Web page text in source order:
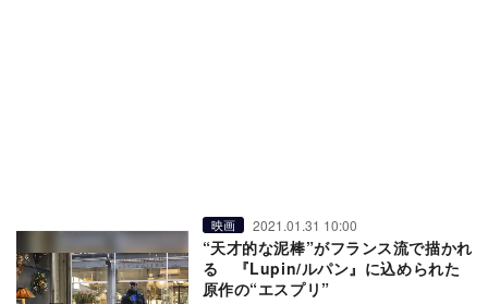
映画 2021.01.31 10:00
“天才的な泥棒”がフランス流で描かれ
る 『Lupin/ルパン』に込められた
原作の“エスプリ”